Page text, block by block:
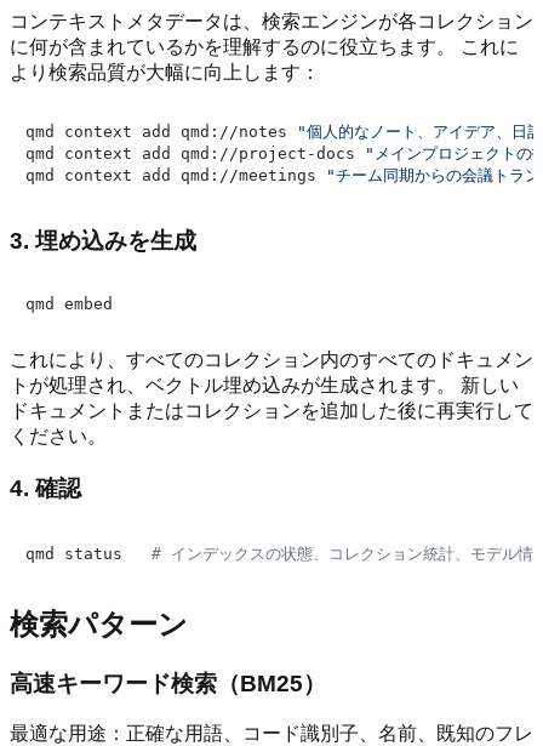
コンテキストメタデータは、検索エンジンが各コレクション
に何が含まれているかを理解するのに役立ちます。 これに
より検索品質が大幅に向上します：
qmd context add qmd://notes
"個人的なノート、アイデア、日
qmd context add qmd://project-docs
"メインプロジェクトの
qmd context add qmd://meetings
"チーム同期からの会議トラ
3. 埋め込みを生成
これにより、すべてのコレクション内のすべてのドキュメン
トが処理され、ベクトル埋め込みが生成されます。 新しい
ドキュメントまたはコレクションを追加した後に再実行して
ください。
4. 確認
qmd status # インデックスの状態、コレクション統計、モデル情
検索パターン
高速キーワード検索（BM25）
最適な用途：正確な用語、コード識別子、名前、既知のフレ